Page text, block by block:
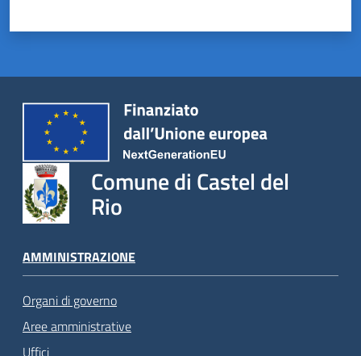
Comune di Castel del
Rio
AMMINISTRAZIONE
Organi di governo
Aree amministrative